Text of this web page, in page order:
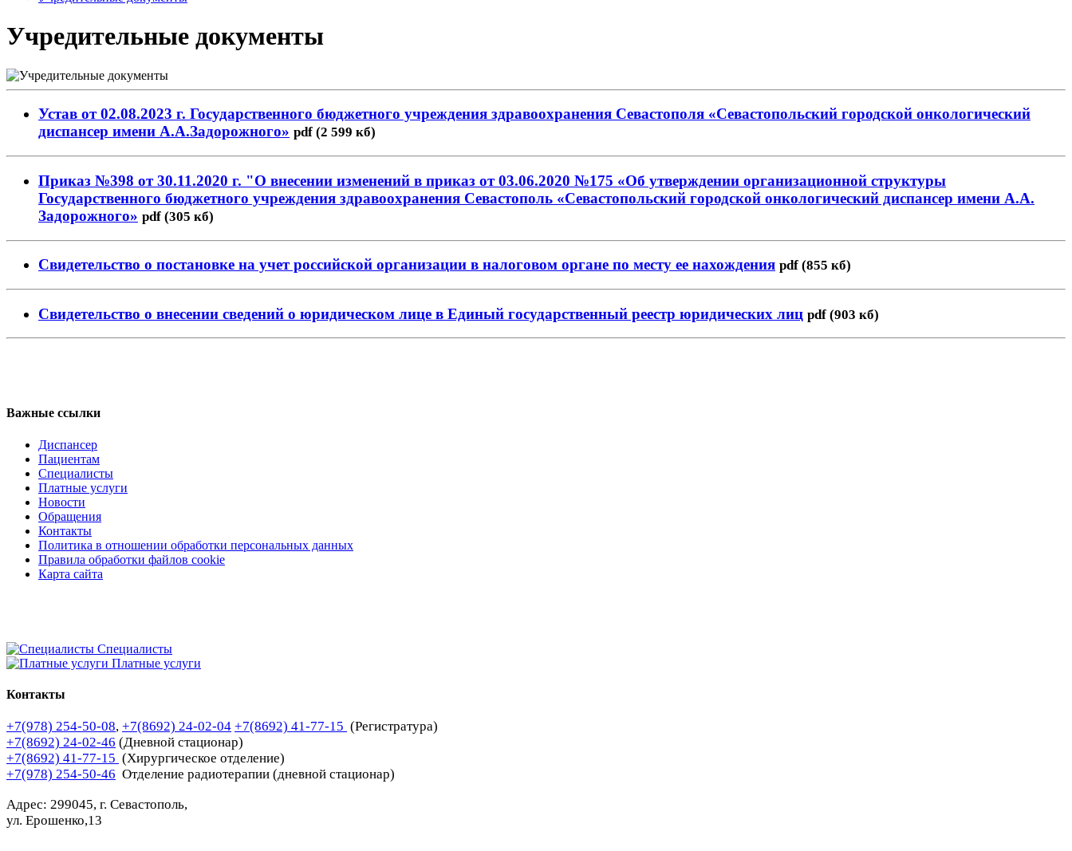
Учредительные документы
Устав от 02.08.2023 г. Государственного бюджетного учреждения здравоохранения Севастополя «Севастопольский городской онкологический
диспансер имени А.А.Задорожного» pdf (2 599 кб)
Приказ №398 от 30.11.2020 г. "О внесении изменений в приказ от 03.06.2020 №175 «Об утверждении организационной структуры
Государственного бюджетного учреждения здравоохранения Севастополь «Севастопольский городской онкологический диспансер имени А.А.
Задорожного» pdf (305 кб)
Свидетельство о постановке на учет российской организации в налоговом органе по месту ее нахождения pdf (855 кб)
Свидетельство о внесении сведений о юридическом лице в Единый государственный реестр юридических лиц pdf (903 кб)
Важные ссылки
Диспансер
Пациентам
Специалисты
Платные услуги
Новости
Обращения
Контакты
Политика в отношении обработки персональных данных
Правила обработки файлов cookie
Карта сайта
Специалисты
Платные услуги
Контакты
+7(978) 254-50-08, +7(8692) 24-02-04 +7(8692) 41-77-15 (Регистратура)
+7(8692) 24-02-46 (Дневной стационар)
+7(8692) 41-77-15 (Хирургическое отделение)
+7(978) 254-50-46 Отделение радиотерапии (дневной стационар)
Адрес: 299045, г. Севастополь,
ул. Ерошенко,13